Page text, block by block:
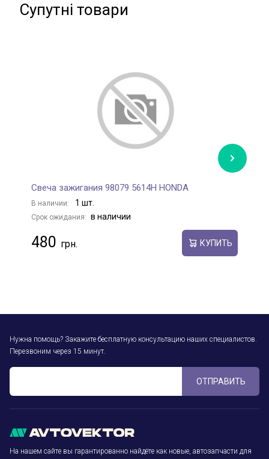
Супутні товари
Свеча зажигания 98079 5614H HONDA
В наличии: 1 шт.
Срок ожидания: в наличии
480 КУПИТЬ
Нужна помощь? Закажите бесплатную консультацию наших специалистов.
Перезвоним через 15 минут.
ОТПРАВИТЬ
На нашем сайте вы гарантированно найдёте как новые, автозапчасти для